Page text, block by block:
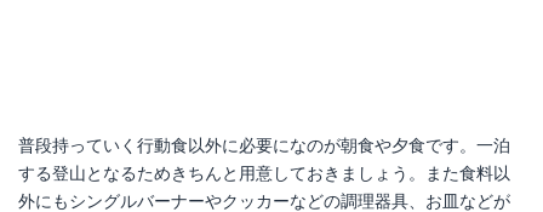
普段持っていく行動食以外に必要になのが朝食や夕食です。一泊
する登山となるためきちんと用意しておきましょう。また食料以
外にもシングルバーナーやクッカーなどの調理器具、お皿などが